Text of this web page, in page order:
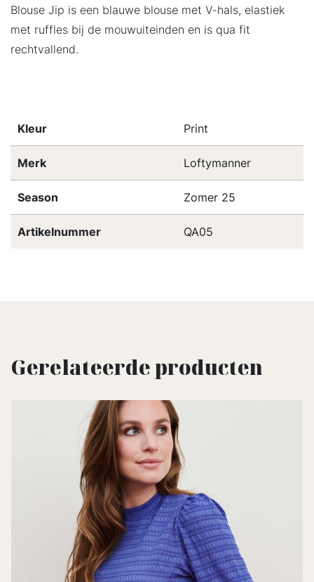
Blouse Jip is een blauwe blouse met V-hals, elastiek
met ruffles bij de mouwuiteinden en is qua fit
rechtvallend.
Kleur Print
Merk Loftymanner
Season Zomer 25
Artikelnummer QA05
Gerelateerde producten